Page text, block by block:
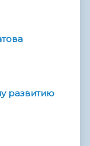
развитию